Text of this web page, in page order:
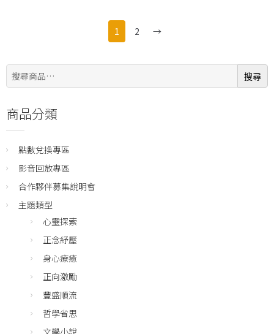
1 2 →
搜
尋:
搜尋
商品分類
點數兌換專區
影音回放專區
合作夥伴募集說明會
主題類型
心靈探索
正念紓壓
身心療癒
正向激勵
豐盛順流
哲學省思
文學小說